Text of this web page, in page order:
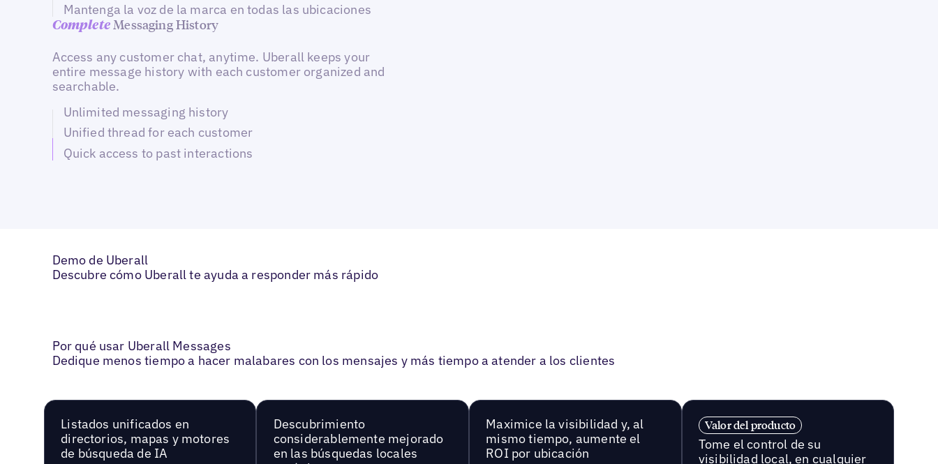
Mantenga la voz de la marca en todas las ubicaciones
CompleteMessaging History
Access any customer chat, anytime. Uberall keeps your
entire message history with each customer organized and
searchable.
Unlimited messaging history
Unified thread for each customer
Quick access to past interactions
Demo de Uberall
Descubre cómo Uberall te ayuda a responder más rápido
¡Bienvenido al tutorial! En este tutorial,
para utilizar la función de respuesta
masiva de IA para responder a las
reseñas y recomendaciones.
Por qué usar Uberall Messages
Dedique menos tiempo a hacer malabares con los mensajes y más tiempo a atender a los clientes
Listados unificados en
directorios, mapas y motores
de búsqueda de IA
Descubrimiento
considerablemente mejorado
en las búsquedas locales
Maximice la visibilidad y, al
mismo tiempo, aumente el
ROI por ubicación
Valor del producto
Tome el control de su
visibilidad local, en cualquier